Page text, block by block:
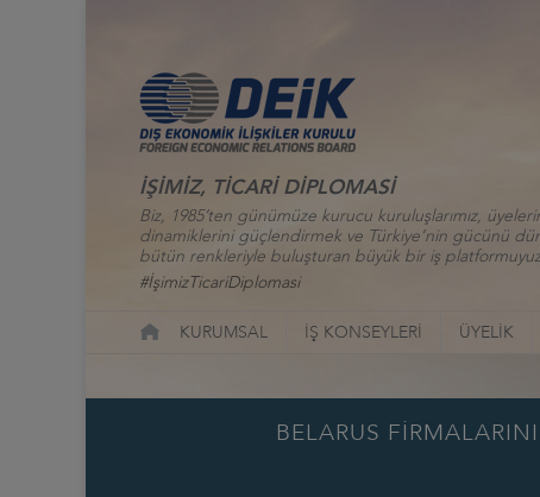
İŞİMİZ, TİCARİ DİPLOMASİ
Biz, 1985’ten günümüze kurucu kuruluşlarımız,
dinamiklerini güçlendirmek ve Türkiye’nin gücünü
bütün renkleriyle buluşturan büyük bir iş
#İşimizTicariDiplomasi
KURUMSAL İŞ KONSEYLERİ ÜYELİK
BELARUS